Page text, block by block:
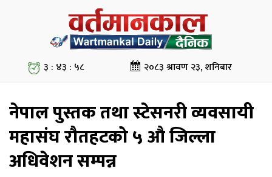
३ : ४३ : ५८ २०८३ श्रावण २३, शनिबार
नेपाल पुस्तक तथा स्टेसनरी व्यवसायी
महासंघ रौतहटको ५ औ जिल्ला
अधिवेशन सम्पन्न